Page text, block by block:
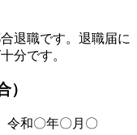
退職です。退職届に
分です。
）
令和〇年〇月〇